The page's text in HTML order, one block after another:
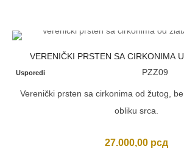
VERENIČKI PRSTEN SA CIRKONIMA
Usporedi PZZ09
Verenički prsten sa cirkonima od žutog,
obliku srca.
27.000,00 рсд